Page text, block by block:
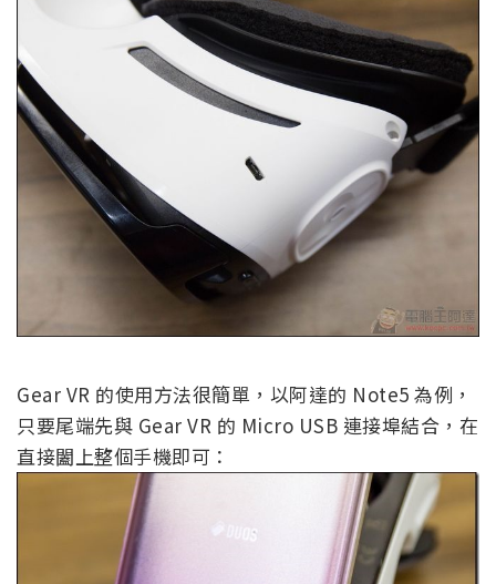
Gear VR 的使用方法很簡單，以阿達的 Note5 為例，
只要尾端先與 Gear VR 的 Micro USB 連接埠結合，在
直接闔上整個手機即可：